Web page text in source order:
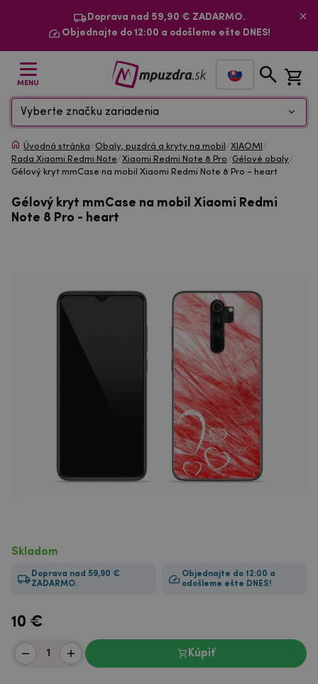
Doprava nad 59,90 € ZADARMO.
Objednajte do 12:00 a odošleme ešte DNES!
MENU
Vyberte značku zariadenia
Úvodná stránka/Obaly, puzdrá a kryty na mobil /XIAOMI /
Rada Xiaomi Redmi Note/Xiaomi Redmi Note 8 Pro/Gélové obaly/
Gélový kryt mmCase na mobil Xiaomi Redmi Note 8 Pro - heart
Gélový kryt mmCase na mobil Xiaomi Redmi
Note 8 Pro - heart
Skladom
Doprava nad 59,90 €
ZADARMO.
Objednajte do 12:00 a
odošleme ešte DNES!
10 €
Kúpiť